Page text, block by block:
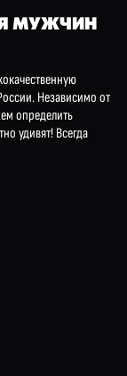
МУЖЧИН
Независимо от
определить
удивят! Всегда